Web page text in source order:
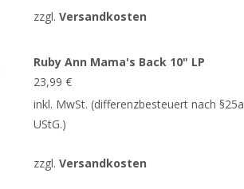
zzgl.Versandkosten
Ruby Ann Mama's Back 10" LP
23,99€
inkl. MwSt. (differenzbesteuert nach §25a
UStG.)
zzgl.Versandkosten